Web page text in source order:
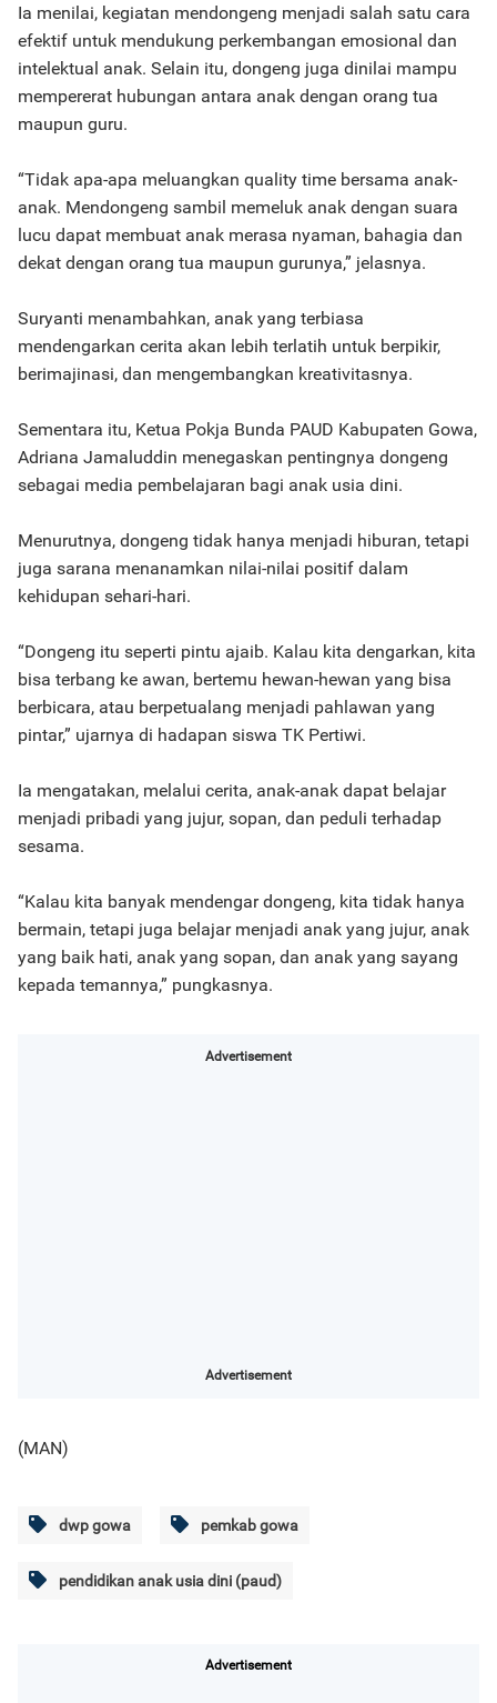
Ia menilai, kegiatan mendongeng menjadi salah satu cara
efektif untuk mendukung perkembangan emosional dan
intelektual anak. Selain itu, dongeng juga dinilai mampu
mempererat hubungan antara anak dengan orang tua
maupun guru.
“Tidak apa-apa meluangkan quality time bersama anak-
anak. Mendongeng sambil memeluk anak dengan suara
lucu dapat membuat anak merasa nyaman, bahagia dan
dekat dengan orang tua maupun gurunya,” jelasnya.
Suryanti menambahkan, anak yang terbiasa
mendengarkan cerita akan lebih terlatih untuk berpikir,
berimajinasi, dan mengembangkan kreativitasnya.
Sementara itu, Ketua Pokja Bunda PAUD Kabupaten Gowa,
Adriana Jamaluddin menegaskan pentingnya dongeng
sebagai media pembelajaran bagi anak usia dini.
Menurutnya, dongeng tidak hanya menjadi hiburan, tetapi
juga sarana menanamkan nilai-nilai positif dalam
kehidupan sehari-hari.
“Dongeng itu seperti pintu ajaib. Kalau kita dengarkan, kita
bisa terbang ke awan, bertemu hewan-hewan yang bisa
berbicara, atau berpetualang menjadi pahlawan yang
pintar,” ujarnya di hadapan siswa TK Pertiwi.
Ia mengatakan, melalui cerita, anak-anak dapat belajar
menjadi pribadi yang jujur, sopan, dan peduli terhadap
sesama.
“Kalau kita banyak mendengar dongeng, kita tidak hanya
bermain, tetapi juga belajar menjadi anak yang jujur, anak
yang baik hati, anak yang sopan, dan anak yang sayang
kepada temannya,” pungkasnya.
Advertisement
Advertisement
(MAN)
dwp gowa pemkab gowa
pendidikan anak usia dini (paud)
Advertisement